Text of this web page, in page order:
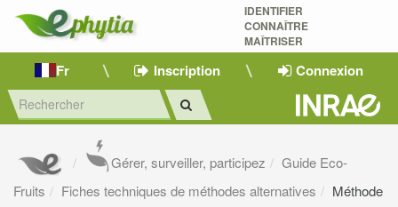
IDENTIFIER
CONNAÎTRE
MAÎTRISER
Fr Inscription Connexion
Gérer, surveiller, participez
Guide Eco-
Fruits
Fiches techniques de méthodes alternatives
Méthode